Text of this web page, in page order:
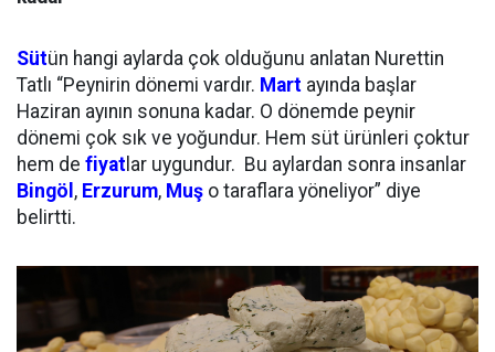
Sütün hangi aylarda çok olduğunu anlatan Nurettin
Tatlı “Peynirin dönemi vardır. Mart ayında başlar
Haziran ayının sonuna kadar. O dönemde peynir
dönemi çok sık ve yoğundur. Hem süt ürünleri çoktur
hem de fiyat lar uygundur. Bu aylardan sonra insanlar
Bingöl , Erzurum, Muş o taraflara yöneliyor” diye
belirtti.